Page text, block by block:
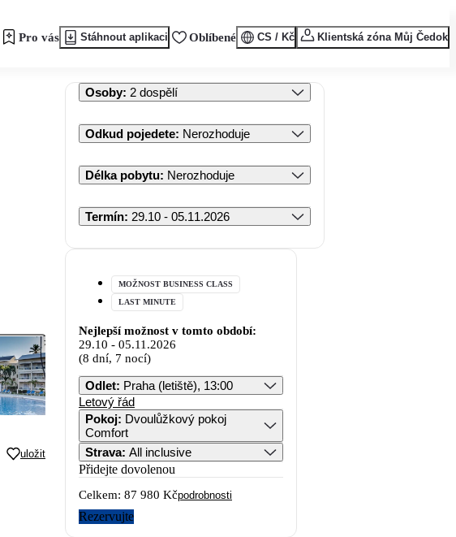
Pro vás Stáhnout aplikaci Oblíbené CS / Kč Klientská zóna Můj Čedok
uložit
Osoby: 2 dospělí
Odkud pojedete: Nerozhoduje
Délka pobytu: Nerozhoduje
Termín: 29.10 - 05.11.2026
MOŽNOST BUSINESS CLASS
LAST MINUTE
Nejlepší možnost v tomto období:
29.10 - 05.11.2026
(8 dní, 7 nocí)
Odlet: Praha (letiště), 13:00
Letový řád
Pokoj: Dvoulůžkový pokoj
Comfort
Strava: All inclusive
Přidejte dovolenou
Celkem: 87 980 Kčpodrobnosti
Rezervujte